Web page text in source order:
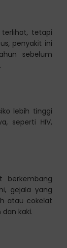
tetapi
penyakit ini
sebelum
lebih tinggi
seperti HIV,
berkembang
gejala yang
atau cokelat
kaki.